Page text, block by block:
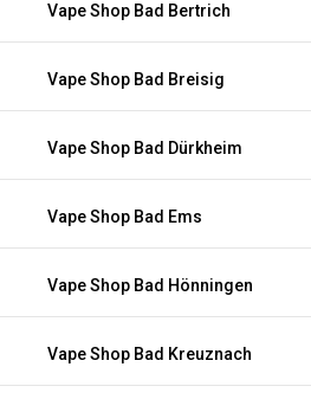
Vape Shop Bad Bertrich
Vape Shop Bad Breisig
Vape Shop Bad Dürkheim
Vape Shop Bad Ems
Vape Shop Bad Hönningen
Vape Shop Bad Kreuznach